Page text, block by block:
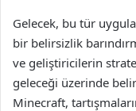
Gelecek, bu tür
bir belirsizlik
ve geliştiricilerin
geleceği üzerinde
Minecraft,